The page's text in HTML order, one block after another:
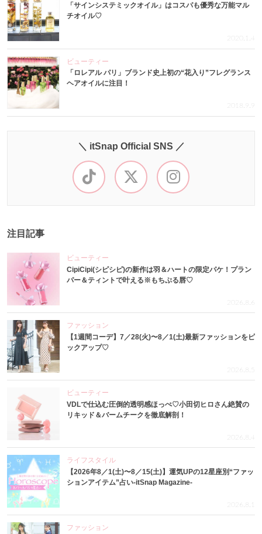
「サインシステミックオイル」はコスパも優秀な万能マル
チオイル♡
2020.1.4
ビューティー
「ロレアル パリ」ブランド史上初の“花入り”フレグランス
ヘアオイルに注目！
2018.9.9
＼ itSnap Official SNS ／
注目記事
ビューティー
CipiCipi(シピシピ)の新作は羽＆ハートの限定パケ！プラン
パー＆ティントで叶える※もちぷる唇♡
2026.8.6
ファッション
【1週間コーデ】7／28(火)〜8／1(土)最新ファッションをピ
ックアップ♡
2026.8.5
ビューティー
VDLで仕込む圧倒的透明感ほっぺ♡小田切ヒロさん絶賛の
リキッド＆バームチークを徹底解剖！
2026.8.4
ライフスタイル
【2026年8／1(土)〜8／15(土)】運気UPの12星座別“ファッ
ションアイテム”占い-itSnap Magazine-
2026.8.1
ファッション